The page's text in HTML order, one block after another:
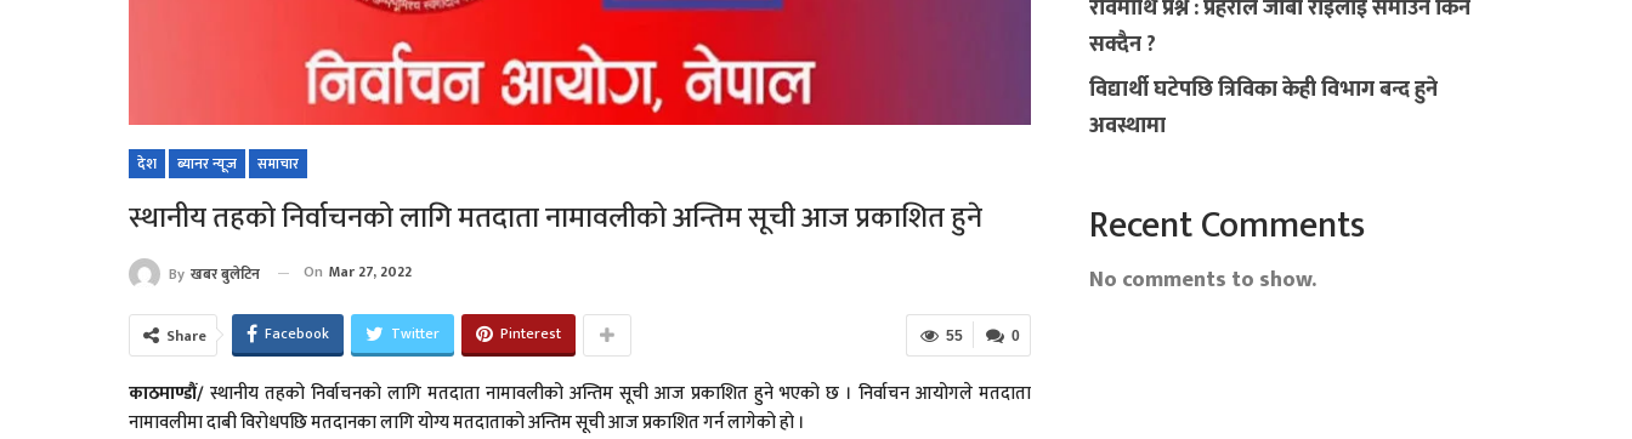
देश ब्यानर न्यूज समाचार
स्थानीय तहको निर्वाचनको लागि मतदाता नामावलीको अन्तिम सूची आज प्रकाशित हुने
By खबर बुलेटिन On Mar 27, 2022
0
55
Share Facebook Twitter Pinterest
काठमाण्डौं/ स्थानीय तहको निर्वाचनको लागि मतदाता नामावलीको अन्तिम सूची आज प्रकाशित हुने भएको छ । निर्वाचन आयोगले मतदाता
नामावलीमा दाबी विरोधपछि मतदानका लागि योग्य मतदाताको अन्तिम सूची आज प्रकाशित गर्न लागेको हो ।
रविमाथि प्रश्न : प्रहरीले जीबी राईलाई समाउन किन
सक्दैन ?
विद्यार्थी घटेपछि त्रिविका केही विभाग बन्द हुने
अवस्थामा
Recent Comments
No comments to show.